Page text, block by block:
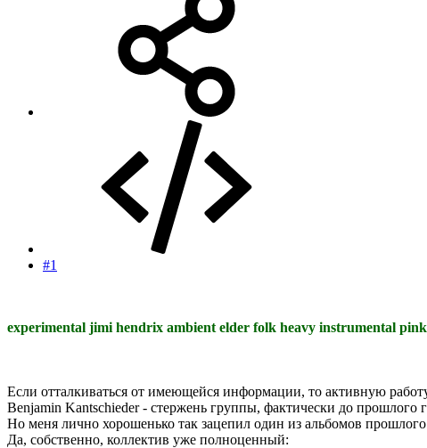
#1
experimental jimi hendrix ambient elder folk heavy instrumental pink
Если отталкиваться от имеющейся информации, то активную
Benjamin Kantschieder - стержень группы, фактически до
Но меня лично хорошенько так зацепил один из альбомов
Да, собственно, коллектив уже полноценный: